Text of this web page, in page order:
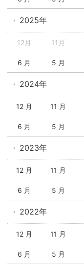
2025年
12月 11月
6 月 5 月
2024年
12 月 11 月
6 月 5 月
2023年
12 月 11 月
6 月 5 月
2022年
12 月 11 月
6 月 5 月